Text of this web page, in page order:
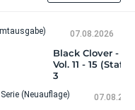
07.08.2026
Black Clover -
Vol. 11 - 15 (Staffel
3